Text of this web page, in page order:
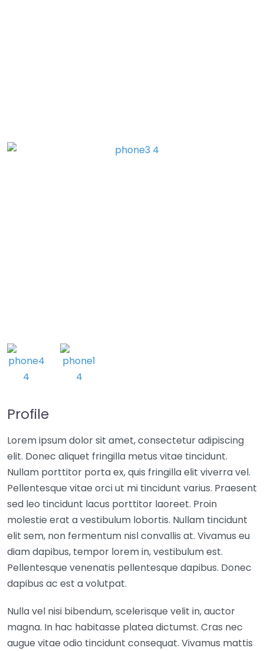
Profile
Lorem ipsum dolor sit amet, consectetur adipiscing
elit. Donec aliquet fringilla metus vitae tincidunt.
Nullam porttitor porta ex, quis fringilla elit viverra vel.
Pellentesque vitae orci ut mi tincidunt varius. Praesent
sed leo tincidunt lacus porttitor laoreet. Proin
molestie erat a vestibulum lobortis. Nullam tincidunt
elit sem, non fermentum nisl convallis at. Vivamus eu
diam dapibus, tempor lorem in, vestibulum est.
Pellentesque venenatis pellentesque dapibus. Donec
dapibus ac est a volutpat.
Nulla vel nisi bibendum, scelerisque velit in, auctor
magna. In hac habitasse platea dictumst. Cras nec
augue vitae odio tincidunt consequat. Vivamus mattis